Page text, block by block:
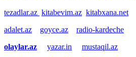
tezadlar.az kitabevim.az kitabxana.net
adalet.az
goyce.az
radio-kardeche
olaylar.az
yazar.in
mustaqil.az